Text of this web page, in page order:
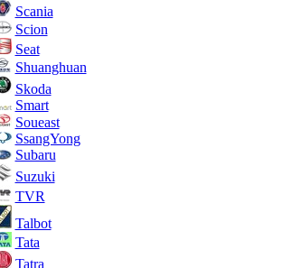
Scania
Scion
Seat
Shuanghuan
Skoda
Smart
Soueast
SsangYong
Subaru
Suzuki
TVR
Talbot
Tata
Tatra